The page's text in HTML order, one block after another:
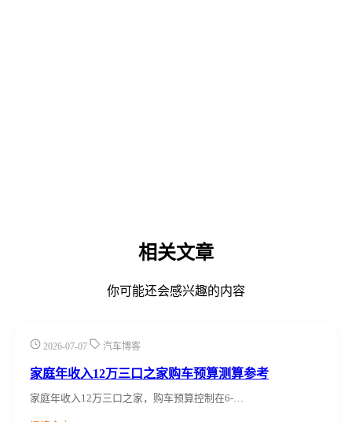
相关文章
你可能还会感兴趣的内容
2026-07-07 汽车博客
家庭年收入12万三口之家购车预算测算参考
家庭年收入12万三口之家，购车预算控制在6-…